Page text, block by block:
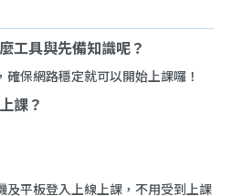
工具與先備知識呢？
保網路穩定就可以開始上課囉！
課？
及平板登入上線上課，不用受到上課